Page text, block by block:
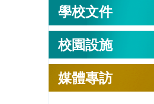
學校文件
校園設施
媒體專訪